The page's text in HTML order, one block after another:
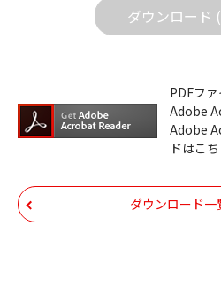
個人が本来の目的でご使
ですが、権利者の許諾を
ダウンロードした取
貸、改変、公衆送信
化することはできま
いは無償を問わず、
使用させる事ができ
ダウンロード
PDFフ
Adobe
Adobe
ドはこち
ダウンロード一